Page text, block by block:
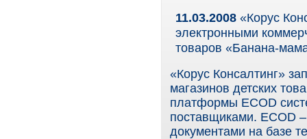
11.03.2008 «Корус
электронными
товаров «Банана-
«Корус Консалтинг»
магазинов детских
платформы ECOD
поставщиками. ECOD
документами на базе